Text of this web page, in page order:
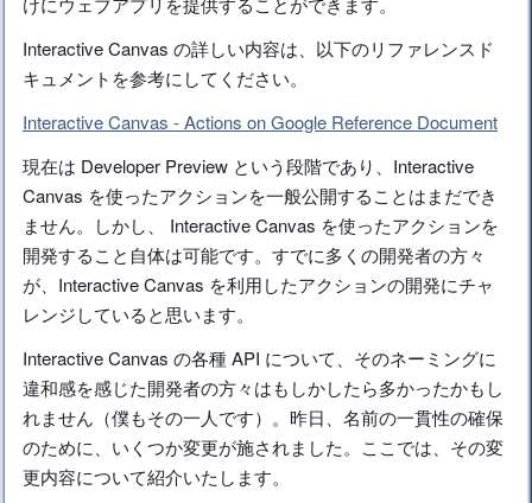
Interactive Canvas の詳しい内容は、以下のリファレンスド
キュメントを参考にしてください。
Interactive Canvas - Actions on Google Reference Document
現在は Developer Preview という段階であり、Interactive
Canvas を使ったアクションを一般公開することはまだでき
ません。しかし、 Interactive Canvas を使ったアクションを
開発すること自体は可能です。すでに多くの開発者の方々
が、Interactive Canvas を利用したアクションの開発にチャ
レンジしていると思います。
Interactive Canvas の各種 API について、そのネーミングに
違和感を感じた開発者の方々はもしかしたら多かったかもし
れません（僕もその一人です）。昨日、名前の一貫性の確保
のために、いくつか変更が施されました。ここでは、その変
更内容について紹介いたします。